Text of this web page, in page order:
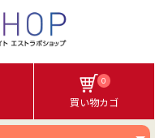
0
買い物カゴ